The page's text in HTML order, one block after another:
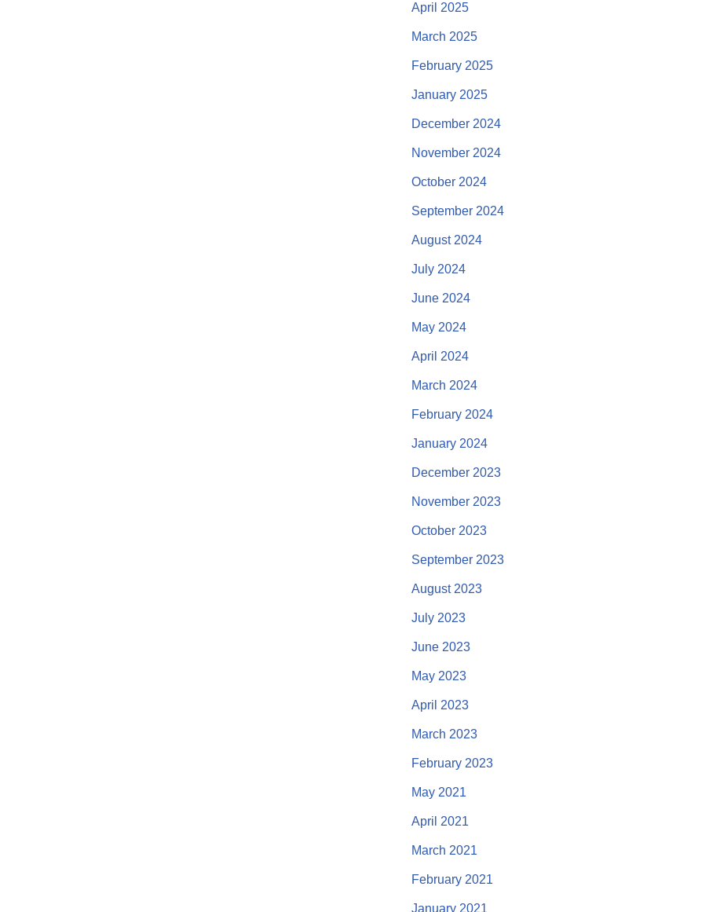
April 2025
March 2025
February 2025
January 2025
December 2024
November 2024
October 2024
September 2024
August 2024
July 2024
June 2024
May 2024
April 2024
March 2024
February 2024
January 2024
December 2023
November 2023
October 2023
September 2023
August 2023
July 2023
June 2023
May 2023
April 2023
March 2023
February 2023
May 2021
April 2021
March 2021
February 2021
January 2021